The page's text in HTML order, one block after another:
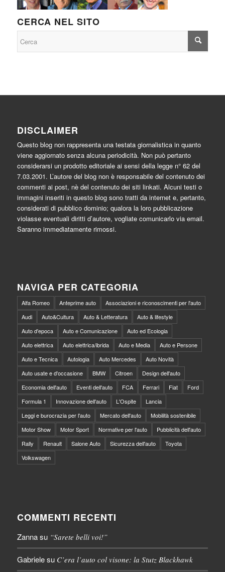
CERCA NEL SITO
DISCLAIMER
Questo blog non rappresenta una testata giornalistica in quanto
viene aggiornato senza alcuna periodicità. Non può pertanto
considerarsi un prodotto editoriale ai sensi della legge n° 62 del
7.03.2001. L’autore del blog non è responsabile del contenuto dei
commenti ai post, nè del contenuto dei siti linkati. Alcuni testi o
immagini inseriti in questo blog sono tratti da internet e, pertanto,
considerati di pubblico dominio; qualora la loro pubblicazione
violasse eventuali diritti d’autore, vogliate comunicarlo via email.
Saranno immediatamente rimossi.
NAVIGA PER CATEGORIA
Alfa Romeo Anteprime auto
Associazioni e riconoscimenti per l'auto
Audi
Auto&Cultura Auto & Letteratura
Auto & lifestyle
Auto d'epoca
Auto e Comunicazione
Auto ed Ecologia
Auto elettrica
Auto elettrica/ibrida Auto e Media
Auto e Persone
Auto e Tecnica
Autologia Auto Mercedes
Auto Novità
Auto usate e d'occasione
BMW Citroen
Design dell'auto
Economia dell'auto
Eventi dell'auto FCA Ferrari Fiat
Ford
Formula 1
Innovazione dell'auto L'Ospite
Lancia
Leggi e burocrazia per l'auto
Mercato dell'auto
Mobilità sostenibile
Motor Show
Motor Sport Normative per l'auto
Pubblicità dell'auto
Rally
Renault Salone Auto Sicurezza dell'auto
Toyota
Volkswagen
COMMENTI RECENTI
Zannasu “Sarete belli voi!”
Gabrielesu C’era l’auto col visone: la Stutz Blackhawk